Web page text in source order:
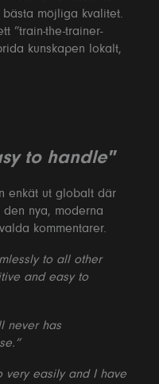
möjliga kvalitet.
”train-the-trainer-
kunskapen lokalt,
to handle"
enkät ut globalt där
nya, moderna
kommentarer.
to all other
and easy to
never has
very easily and I have